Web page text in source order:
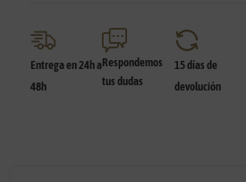
Entrega en 24h a
48h
Respondemos
tus dudas
15 días de
devolución